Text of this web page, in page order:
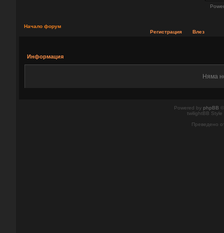
Начало форум
Регистрация
Влез
Информация
Няма
Powered by phpBB
twilightBB
Преведено